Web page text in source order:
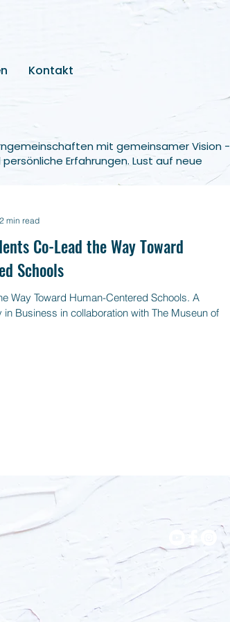
Kontakt
mit gemeinsamer Vision -
Erfahrungen. Lust auf neue
Co-Lead the Way Toward
Schools
Way Toward Human-Centered Schools. A
Business in collaboration with The Museun of
2 min read